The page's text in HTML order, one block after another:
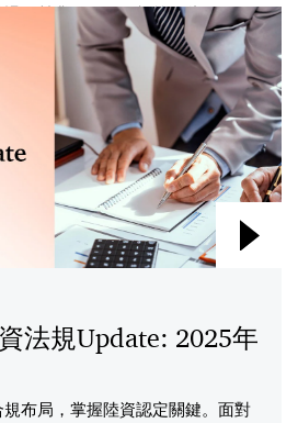
還營業稅溢付稅額等。此外，說
析網路創作時應注意的營業稅課
以實際案例說明不同平台（境內/境
海外）下，適用的稅率與申報方
稅務義務，避免違規受罰。以及
入時的稅務規範，了解各種情境
法規Update: 2025年
布局，掌握陸資認定關鍵。面對